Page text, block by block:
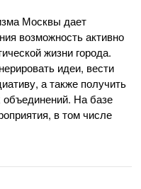
Москвы дает
возможность активно
жизни города.
идеи, вести
а также получить
На базе
в том числе